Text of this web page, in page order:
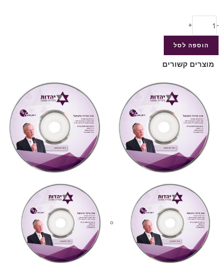
-
+
הוספה לסל
מוצרים קשורים